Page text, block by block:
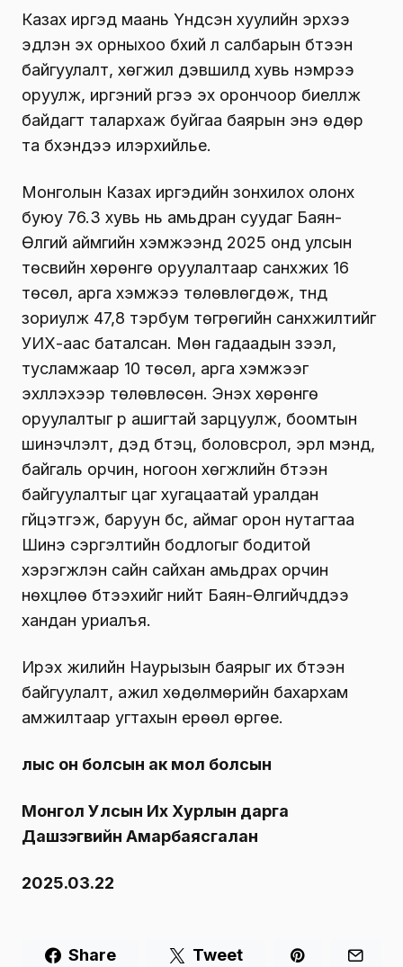
Казах иргэд маань Үндсэн хуулийн эрхээ
эдлэн эх орныхоо бүхий л салбарын бүтээн
байгуулалт, хөгжил дэвшилд хувь нэмрээ
оруулж, иргэний үүргээ эх орончоор биелүүлж
байдагт талархаж буйгаа баярын энэ өдөр
та бүхэндээ илэрхийлье.
Монголын Казах иргэдийн зонхилох олонх
буюу 76.3 хувь нь амьдран суудаг Баян-
Өлгий аймгийн хэмжээнд 2025 онд улсын
төсвийн хөрөнгө оруулалтаар санхүүжих 16
төсөл, арга хэмжээ төлөвлөгдөж, түүнд
зориулж 47,8 тэрбум төгрөгийн санхүүжилтийг
УИХ-аас баталсан. Мөн гадаадын зээл,
тусламжаар 10 төсөл, арга хэмжээг
эхлүүлэхээр төлөвлөсөн. Энэхүү хөрөнгө
оруулалтыг үр ашигтай зарцуулж, боомтын
шинэчлэлт, дэд бүтэц, боловсрол, эрүүл мэнд,
байгаль орчин, ногоон хөгжлийн бүтээн
байгуулалтыг цаг хугацаатай уралдан
гүйцэтгэж, баруун бүс, аймаг орон нутагтаа
Шинэ сэргэлтийн бодлогыг бодитой
хэрэгжүүлэн сайн сайхан амьдрах орчин
нөхцлөө бүтээхийг нийт Баян-Өлгийчүүддээ
хандан уриалъя.
Ирэх жилийн Наурызын баярыг их бүтээн
байгуулалт, ажил хөдөлмөрийн бахархам
амжилтаар угтахын ерөөл өргөе.
Үлыс он болсын ак мол болсын
Монгол Улсын Их Хурлын дарга
Дашзэгвийн Амарбаясгалан
2025.03.22
Share Tweet